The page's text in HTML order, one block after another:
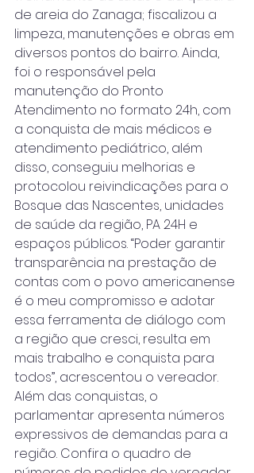
de areia do Zanaga; fiscalizou a
limpeza, manutenções e obras em
diversos pontos do bairro. Ainda,
foi o responsável pela
manutenção do Pronto
Atendimento no formato 24h, com
a conquista de mais médicos e
atendimento pediátrico, além
disso, conseguiu melhorias e
protocolou reivindicações para o
Bosque das Nascentes, unidades
de saúde da região, PA 24H e
espaços públicos. “Poder garantir
transparência na prestação de
contas com o povo americanense
é o meu compromisso e adotar
essa ferramenta de diálogo com
a região que cresci, resulta em
mais trabalho e conquista para
todos”, acrescentou o vereador.
Além das conquistas, o
parlamentar apresenta números
expressivos de demandas para a
região. Confira o quadro de